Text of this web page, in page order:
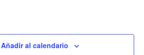
Añadir al calendario